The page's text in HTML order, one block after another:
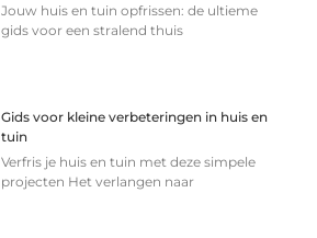
Jouw huis en tuin opfrissen: de ultieme
gids voor een stralend thuis
Gids voor kleine verbeteringen in huis en
tuin
Verfris je huis en tuin met deze simpele
projecten Het verlangen naar